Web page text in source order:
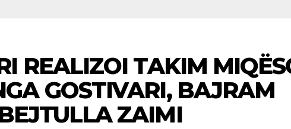
REALIZOI TAKIM
GOSTIVARI, BAJRAM
ZAIMI